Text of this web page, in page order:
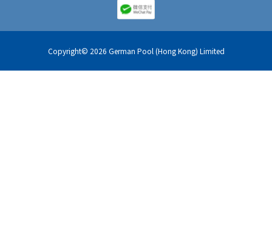
Copyright© 2026 German Pool (Hong Kong) Limited